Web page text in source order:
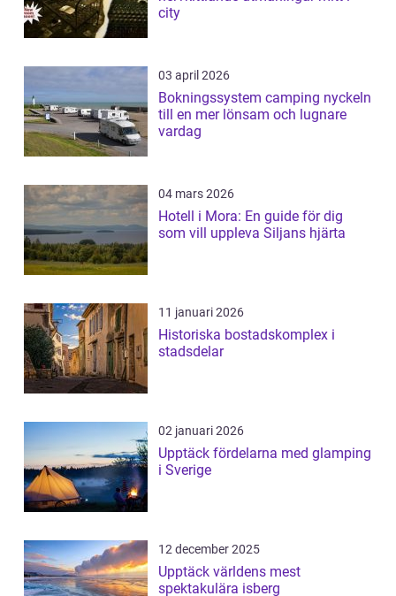
city
03 april 2026
Bokningssystem camping nyckeln
till en mer lönsam och lugnare
vardag
04 mars 2026
Hotell i Mora: En guide för dig
som vill uppleva Siljans hjärta
11 januari 2026
Historiska bostadskomplex i
stadsdelar
02 januari 2026
Upptäck fördelarna med glamping
i Sverige
12 december 2025
Upptäck världens mest
spektakulära isberg